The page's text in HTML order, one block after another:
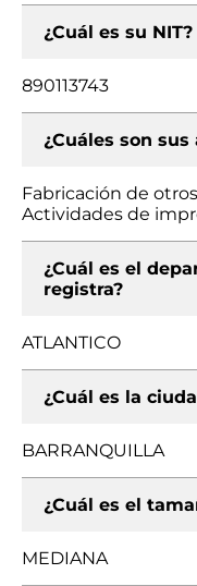
¿Cuál es su NIT?
890113743
¿Cuáles son
Fabricación de
Actividades de
¿Cuál es el
registra?
ATLANTICO
¿Cuál es la
BARRANQUILLA
¿Cuál es el
MEDIANA